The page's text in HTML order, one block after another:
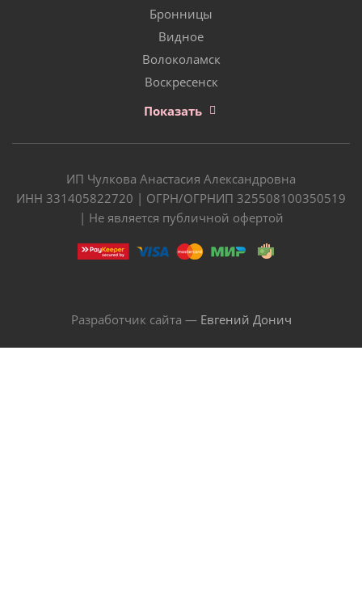
Бронницы
Видное
Волоколамск
Воскресенск
Показать
ИП Чулкова Анастасия Александровна
ИНН 331405822720 | ОГРН/ОГРНИП 325508100350519
| Не является публичной офертой
Разработчик сайта — Евгений Донич